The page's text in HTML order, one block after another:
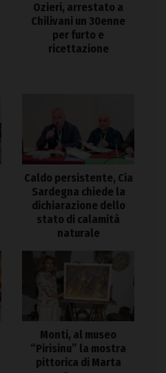
Ozieri, arrestato a
Chilivani un 30enne
per furto e
ricettazione
Caldo persistente, Cia
Sardegna chiede la
dichiarazione dello
stato di calamità
naturale
Monti, al museo
“Pirisinu” la mostra
pittorica di Marta